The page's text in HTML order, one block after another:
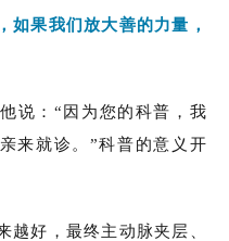
如果我们放大善的力量，
说：“因为您的科普，我
来就诊。”科普的意义开
越好，最终主动脉夹层、